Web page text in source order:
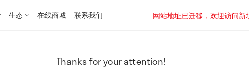
生态 在线商城 联系我们
网站地址已迁移，欢迎访问
Thanks for your attention!